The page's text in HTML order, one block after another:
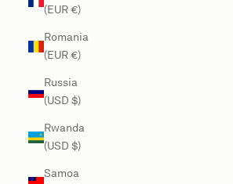
(EUR €)
Romania
(EUR €)
Russia
(USD $)
Rwanda
(USD $)
Samoa